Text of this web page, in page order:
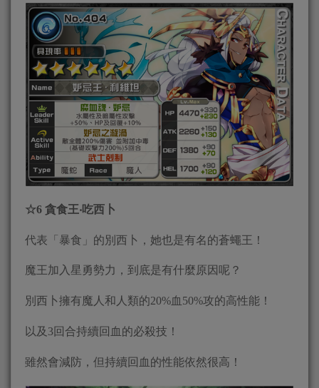
☆6 貪食王‧吃西卜
代表「暴食」的別西卜，她也是有名的蒼蠅王！
魔王加入星勇勢力，到底是有什麼原因呢？
別西卜擁有魔人和人類的20%血50%攻的高性能！
以及3回合持續回血的必殺技！
雖然會減防，但持續回血的性能依然很高！